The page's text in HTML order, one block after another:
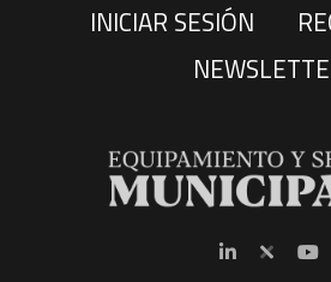
INICIAR SESIÓN